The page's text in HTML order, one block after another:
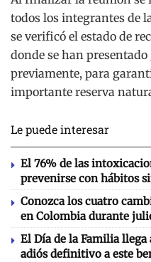
todos los integrantes de
se verificó el estado de
donde se han
previamente, para
importante reserva
Le puede interesar
El 76% de las
prevenirse con hábitos
Conozca los cuatro
en Colombia durante
El Día de la Familia
adiós definitivo a este